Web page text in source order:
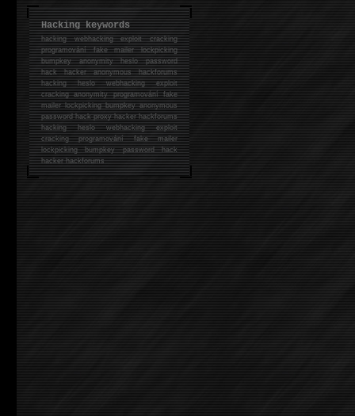
Hacking keywords
hackingwebhacking exploit cracking
programování fake mailer lockpicking
bumpkey anonymity heslo password
hackhacker anonymous hackforums
hackingheslo webhacking exploit
cracking anonymity programování fake
mailer lockpicking bumpkey anonymous
password hack proxy hacker hackforums
hacking heslo webhacking exploit
cracking programování fake mailer
lockpicking bumpkey password hack
hackerhackforums